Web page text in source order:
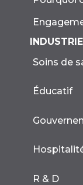
Soins de
Éducatif
R & D